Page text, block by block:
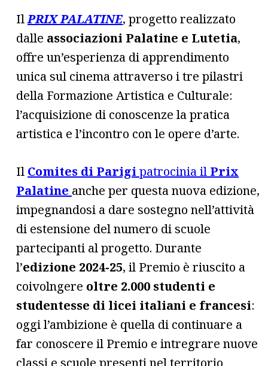
IlPRIX PALATINE, progetto realizzato
dalle associazioni Palatine e Lutetia,
offre un’esperienza di apprendimento
unica sul cinema attraverso i tre pilastri
della Formazione Artistica e Culturale:
l’acquisizione di conoscenze la pratica
artistica e l’incontro con le opere d’arte.
Il Comites di Parigi patrocinia il Prix
Palatine anche per questa nuova edizione,
impegnandosi a dare sostegno nell’attività
di estensione del numero di scuole
partecipanti al progetto. Durante
l’edizione 2024-25, il Premio è riuscito a
coivolngere oltre 2.000 studenti e
studentesse di licei italiani e francesi:
oggi l’ambizione è quella di continuare a
far conoscere il Premio e intregrare nuove
classi e scuole presenti nel territorio